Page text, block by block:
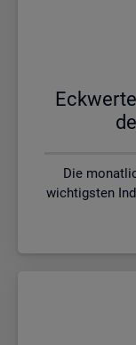
Die
wichtigsten